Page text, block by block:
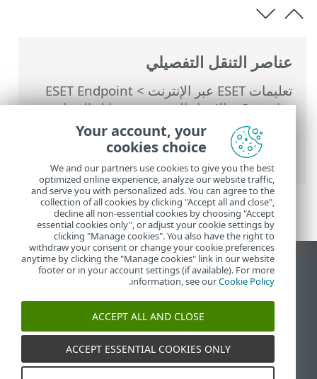
عناصر التنقل التفصيلي
تعليمات ESET عبر الإنترنت >
ESET Endpoint
Security
>الإعداد المتقدم>وسائل الحماية>
حماية الوصول إلى الويب>التحكم في الويب
قواعد التحكم في الويب > إضافة قواعد التحكم
في الويب
عرض موقع سطح المكتب
End of Life
قاعدة معارف ESET
ESET Status Portal
الدعم الإقليمي
Your account, your
cookies choice
We and our partners use cookies to give you the best
optimized online experience, analyze our website traffic,
and serve you with personalized ads. You can agree to the
collection of all cookies by clicking "Accept all and close",
decline all non-essential cookies by choosing "Accept
essential cookies only", or adjust your cookie settings by
clicking "Manage cookies". You also have the right to
withdraw your consent or change your cookie preferences
anytime by clicking the "Manage cookies" link in our website
footer or in your account settings (if available). For more
information, see ourCookie Policy
.
ACCEPT ALL AND CLOSE
ACCEPT ESSENTIAL COOKIES ONLY